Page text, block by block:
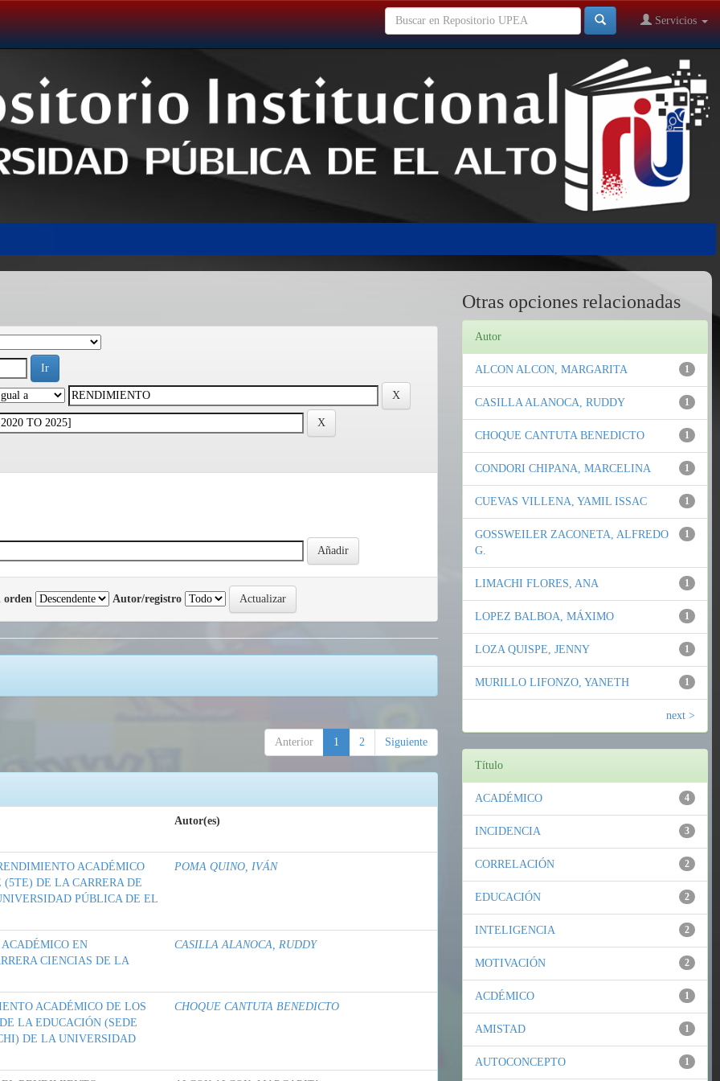
Servicios
orden Autor/registro
Anterior 1 2 Siguiente
Autor(es)
ACADÉMICO
DE LA CARRERA DE
PÚBLICA DE EL
POMA QUINO, IVÁN
EN
CIENCIAS DE LA
CASILLA ALANOCA, RUDDY
ACADÉMICO DE LOS
LA EDUCACIÓN (SEDE
DE LA UNIVERSIDAD
CHOQUE CANTUTA BENEDICTO
Otras opciones relacionadas
Autor
1
ALCON ALCON, MARGARITA
1
CASILLA ALANOCA, RUDDY
1
CHOQUE CANTUTA BENEDICTO
1
CONDORI CHIPANA, MARCELINA
1
CUEVAS VILLENA, YAMIL ISSAC
1
GOSSWEILER ZACONETA, ALFREDO
G.
1
LIMACHI FLORES, ANA
1
LOPEZ BALBOA, MÁXIMO
1
LOZA QUISPE, JENNY
1
MURILLO LIFONZO, YANETH
next >
Título
4
ACADÉMICO
3
INCIDENCIA
2
CORRELACIÓN
2
EDUCACIÓN
2
INTELIGENCIA
2
MOTIVACIÓN
1
ACDÉMICO
1
AMISTAD
1
AUTOCONCEPTO